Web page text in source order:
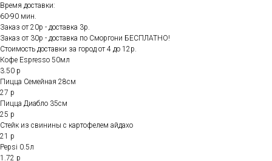
Время доставки:
60-90 мин.
Заказ от 20р - доставка 3р.
Заказ от 30р - доставка по Сморгони БЕСПЛАТНО!
Стоимость доставки за город от 4 до 12р.
Кофе Espresso 50мл
3.50 р
Пицца Семейная 28см
27 р
Пицца Диабло 35см
25 р
Стейк из свинины с картофелем айдахо
21 р
Pepsi 0.5л
1.72 р